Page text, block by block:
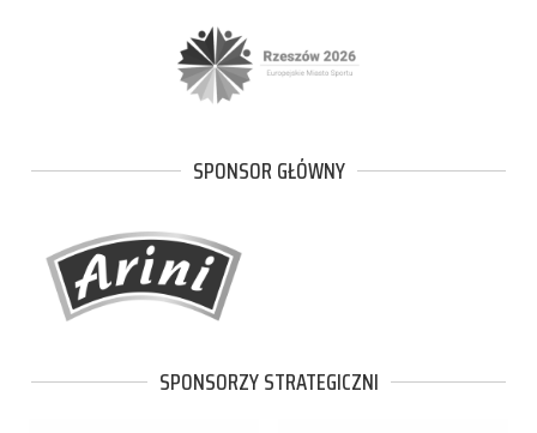
SPONSOR GŁÓWNY
SPONSORZY STRATEGICZNI